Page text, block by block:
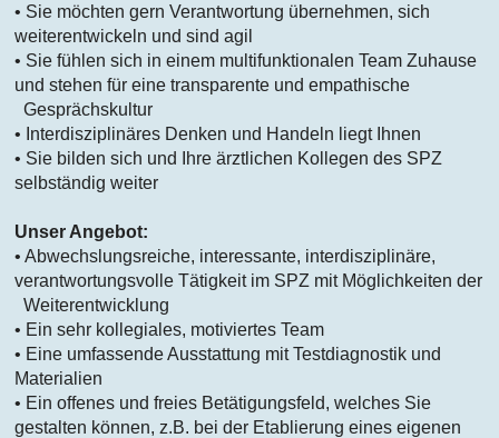
• Sie möchten gern Verantwortung übernehmen, sich
weiterentwickeln und sind agil
• Sie fühlen sich in einem multifunktionalen Team Zuhause
und stehen für eine transparente und empathische
Gesprächskultur
• Interdisziplinäres Denken und Handeln liegt Ihnen
• Sie bilden sich und Ihre ärztlichen Kollegen des SPZ
selbständig weiter
Unser Angebot:
• Abwechslungsreiche, interessante, interdisziplinäre,
verantwortungsvolle Tätigkeit im SPZ mit Möglichkeiten der
Weiterentwicklung
• Ein sehr kollegiales, motiviertes Team
• Eine umfassende Ausstattung mit Testdiagnostik und
Materialien
• Ein offenes und freies Betätigungsfeld, welches Sie
gestalten können, z.B. bei der Etablierung eines eigenen